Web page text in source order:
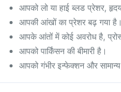
आपको लो या हाई ब्लड प्रेशर, हृदय
आपकी आंखों का प्रेशर बढ़ गया है।
आपके आंतों में कोई अवरोध है,
आपको पार्किंसन की बीमारी है।
आपको गंभीर इन्फेक्शन और सामान्य